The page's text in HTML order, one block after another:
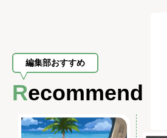
編集部おすすめ
Recommend